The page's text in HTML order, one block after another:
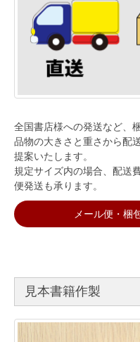
全国書店様への発送など、
品物の大きさと重さから配
提案いたします。
規定サイズ内の場合、配送
便発送も承ります。
メール便・梱
見本書籍作製